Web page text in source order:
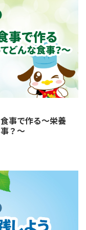
事で作る～栄養
？～